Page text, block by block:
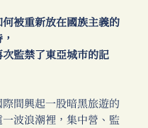
被重新放在國族主義的
監禁了東亞城市的記
興起一股暗黑旅遊的
一波浪潮裡，集中營、監